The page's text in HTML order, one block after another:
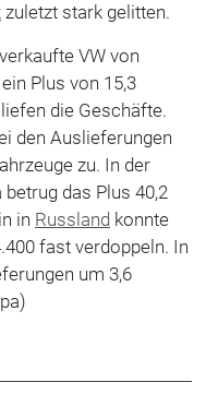
zuletzt stark gelitten.
verkaufte VW von
Plus von 15,3
die Geschäfte.
den Auslieferungen
zu. In der
das Plus 40,2
in Russland konnte
fast verdoppeln. In
um 3,6